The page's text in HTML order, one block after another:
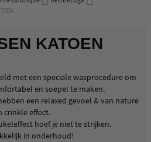
KATOEN
met een speciale wasprocedure om
en soepel te maken.
een relaxed gevoel & van nature
crinkle effect.
hoef je niet te strijken.
in onderhoud!